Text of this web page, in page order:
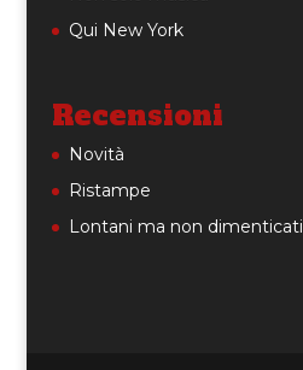
Qui New York
Recensioni
Novità
Ristampe
Lontani ma non dimenticati